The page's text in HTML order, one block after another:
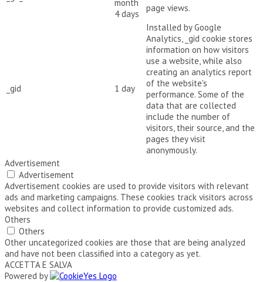
month
4 days
page views.
_gid 1 day
Installed by Google
Analytics, _gid cookie stores
information on how visitors
use a website, while also
creating an analytics report
of the website's
performance. Some of the
data that are collected
include the number of
visitors, their source, and the
pages they visit
anonymously.
Advertisement
Advertisement
Advertisement cookies are used to provide visitors with relevant
ads and marketing campaigns. These cookies track visitors across
websites and collect information to provide customized ads.
Others
Others
Other uncategorized cookies are those that are being analyzed
and have not been classified into a category as yet.
ACCETTA E SALVA
Powered by